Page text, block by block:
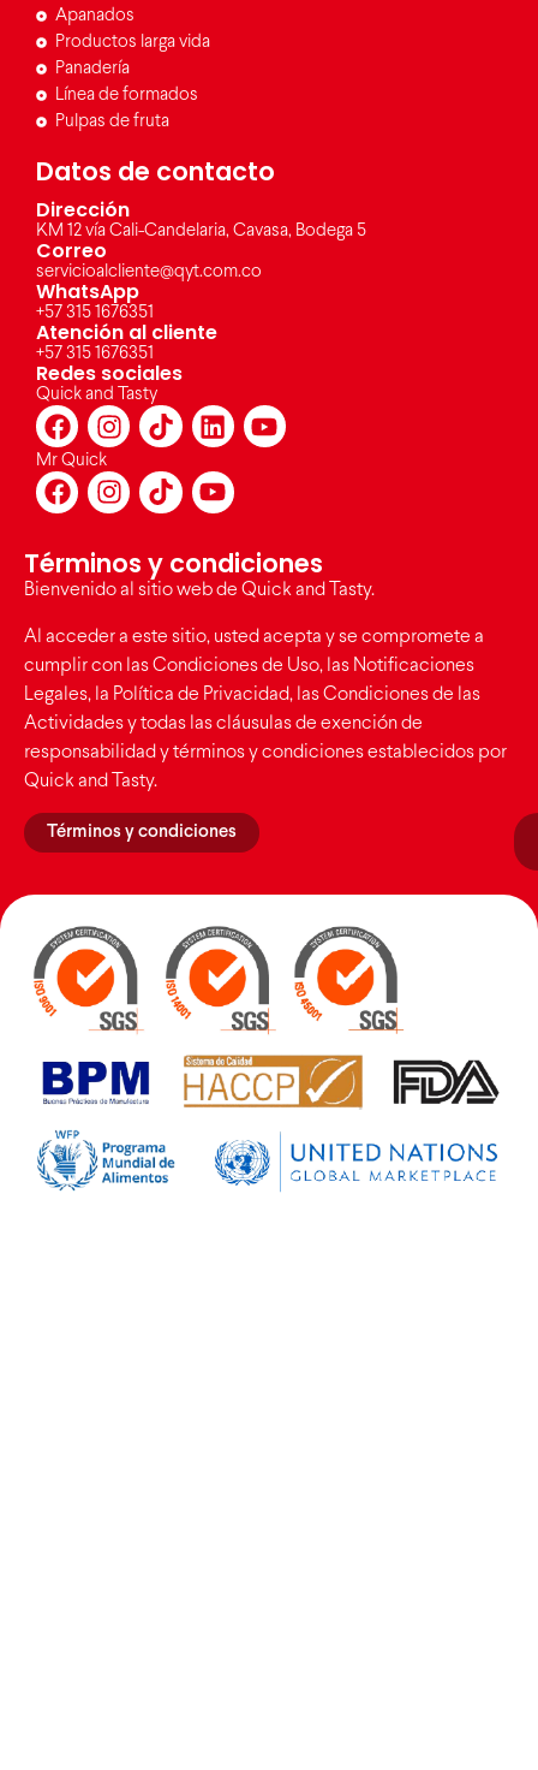
Apanados
Productos larga vida
Panadería
Línea de formados
Pulpas de fruta
Datos de contacto
Dirección
KM 12 vía Cali-Candelaria, Cavasa, Bodega 5
Correo
servicioalcliente@qyt.com.co
WhatsApp
+57 315 1676351
Atención al cliente
+57 315 1676351
Redes sociales
Quick and Tasty
Mr Quick
Términos y condiciones
Bienvenido al sitio web de Quick and Tasty.
Al acceder a este sitio, usted acepta y se compromete a
cumplir con las Condiciones de Uso, las Notificaciones
Legales, la Política de Privacidad, las Condiciones de las
Actividades y todas las cláusulas de exención de
responsabilidad y términos y condiciones establecidos por
Quick and Tasty.
Términos y condiciones